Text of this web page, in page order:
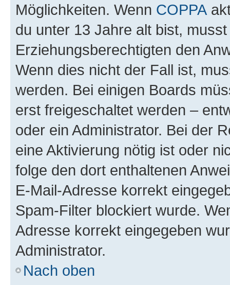
Möglichkeiten. Wenn COPPA
du unter 13 Jahre alt bist,
Erziehungsberechtigten den
Wenn dies nicht der Fall ist,
werden. Bei einigen Boards
erst freigeschaltet werden –
oder ein Administrator. Bei der
eine Aktivierung nötig ist oder
folge den dort enthaltenen
E-Mail-Adresse korrekt
Spam-Filter blockiert wurde.
Adresse korrekt eingegeben
Administrator.
Nach oben